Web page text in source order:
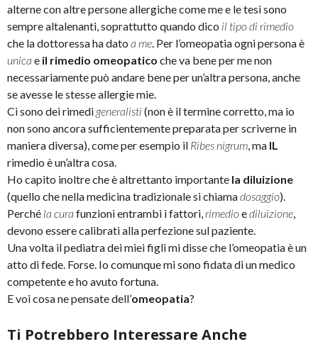
alterne con altre persone allergiche come me e le tesi sono
sempre altalenanti, soprattutto quando dico il tipo di rimedio
che la dottoressa ha dato a me. Per l’omeopatia ogni persona è
unica e il rimedio omeopatico che va bene per me non
necessariamente può andare bene per un’altra persona, anche
se avesse le stesse allergie mie.
Ci sono dei rimedi generalisti(non è il termine corretto, ma io
non sono ancora sufficientemente preparata per scriverne in
maniera diversa), come per esempio il Ribes nigrum, ma IL
rimedio è un’altra cosa.
Ho capito inoltre che è altrettanto importante la diluizione
(quello che nella medicina tradizionale si chiamadosaggio).
Perché la cura funzioni entrambi i fattori, rimedioediluizione,
devono essere calibrati alla perfezione sul paziente.
Una volta il pediatra dei miei figli mi disse che l’omeopatia è un
atto di fede. Forse. Io comunque mi sono fidata di un medico
competente e ho avuto fortuna.
E voi cosa ne pensate dell’omeopatia?
Ti Potrebbero Interessare Anche